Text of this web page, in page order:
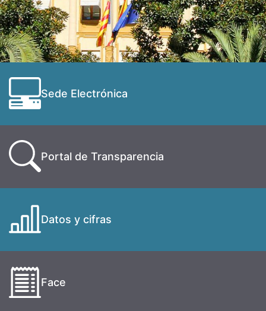
Sede Electrónica
Portal de Transparencia
Datos y cifras
Face